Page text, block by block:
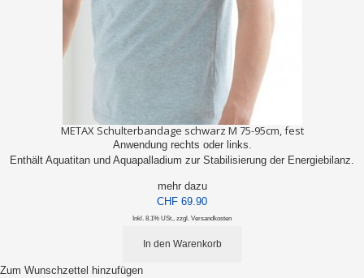
METAX Schulterbandage schwarz M 75-95cm, fest
Anwendung rechts oder links.
Enthält Aquatitan und Aquapalladium zur Stabilisierung der Energiebilanz.
mehr dazu
CHF 69.90
Inkl. 8.1% USt. zzgl. Versandkosten
In den Warenkorb
Zum Wunschzettel hinzufügen